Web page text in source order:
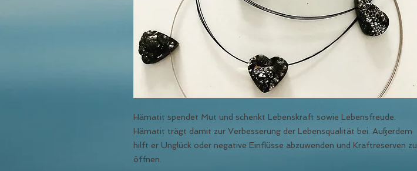
Hämatit spendet Mut und schenkt Lebenskraft sowie Lebensfreude.
Hämatit trägt damit zur Verbesserung der Lebensqualität bei. Außerdem
hilft er Unglück oder negative Einflüsse abzuwenden und Kraftreserven zu
öffnen.